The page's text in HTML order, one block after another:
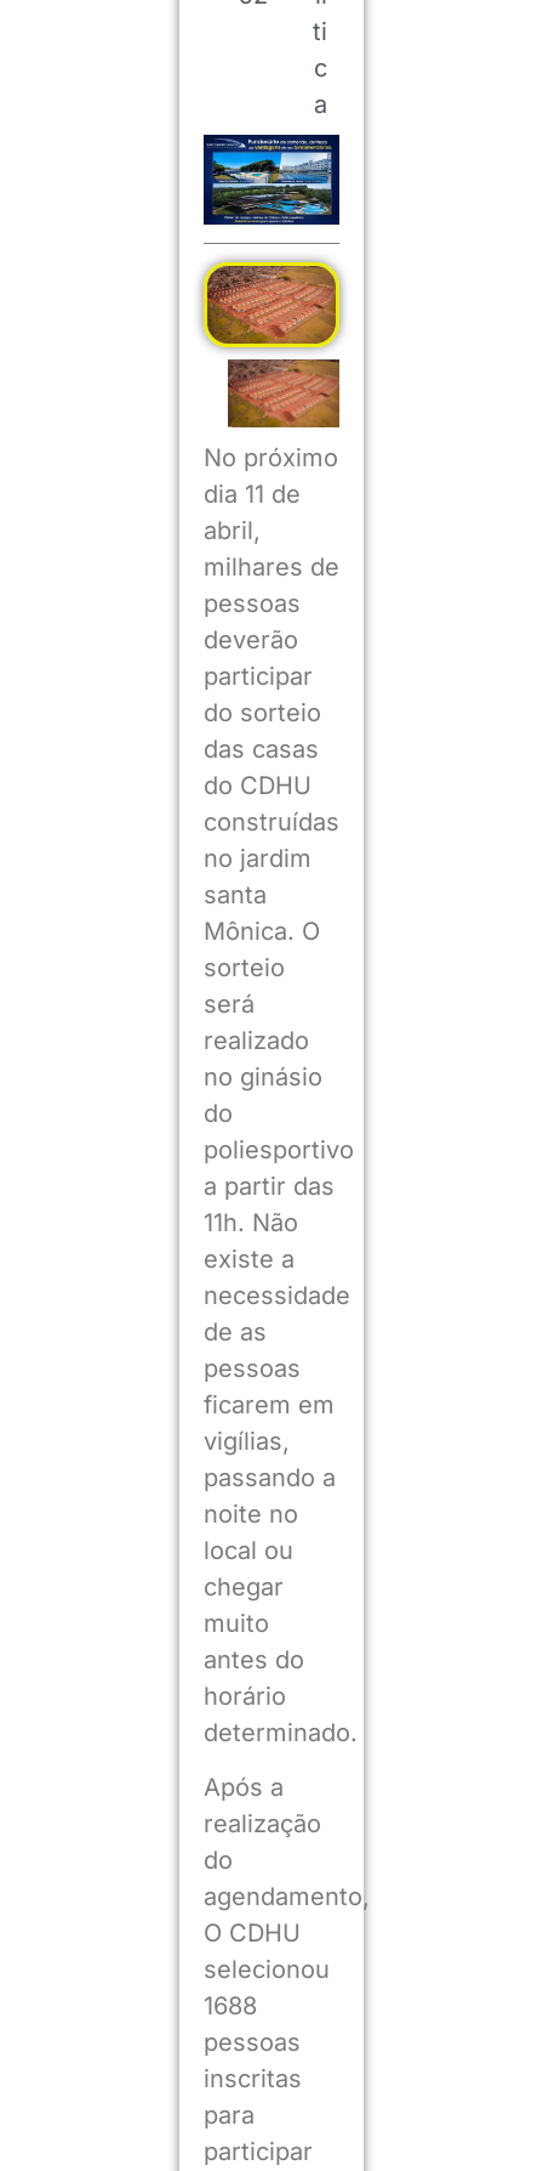
ti
c
a
No próximo
dia 11 de
abril,
milhares de
pessoas
deverão
participar
do sorteio
das casas
do CDHU
construídas
no jardim
santa
Mônica. O
sorteio
será
realizado
no ginásio
do
poliesportivo
a partir das
11h. Não
existe a
necessidade
de as
pessoas
ficarem em
vigílias,
passando a
noite no
local ou
chegar
muito
antes do
horário
determinado.
Após a
realização
do
agendamento,
O CDHU
selecionou
1688
pessoas
inscritas
para
participar